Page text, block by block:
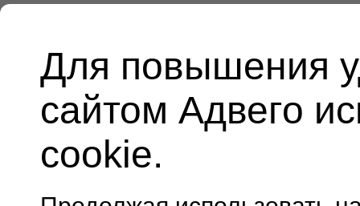
Для повышения
сайтом Адвего
cookie.